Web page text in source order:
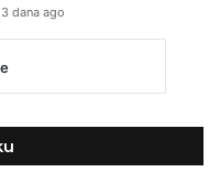
3 dana ago